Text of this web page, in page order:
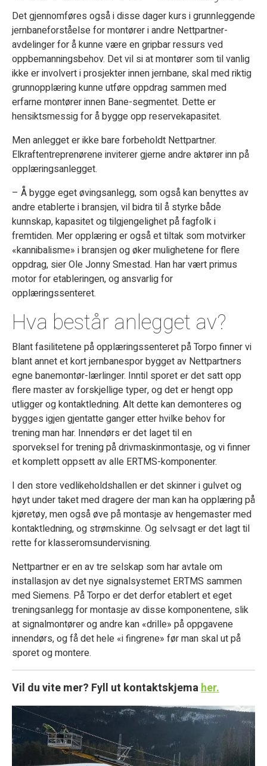
Det gjennomføres også i disse dager kurs i grunnleggende
jernbaneforståelse for montører i andre Nettpartner-
avdelinger for å kunne være en gripbar ressurs ved
oppbemanningsbehov. Det vil si at montører som til vanlig
ikke er involvert i prosjekter innen jernbane, skal med riktig
grunnopplæring kunne utføre oppdrag sammen med
erfarne montører innen Bane-segmentet. Dette er
hensiktsmessig for å bygge opp reservekapasitet.
Men anlegget er ikke bare forbeholdt Nettpartner.
Elkraftentreprenørene inviterer gjerne andre aktører inn på
opplæringsanlegget.
– Å bygge eget øvingsanlegg, som også kan benyttes av
andre etablerte i bransjen, vil bidra til å styrke både
kunnskap, kapasitet og tilgjengelighet på fagfolk i
fremtiden. Mer opplæring er også et tiltak som motvirker
«kannibalisme» i bransjen og øker mulighetene for flere
oppdrag, sier Ole Jonny Smestad. Han har vært primus
motor for etableringen, og ansvarlig for
opplæringssenteret.
Hva består anlegget av?
Blant fasilitetene på opplæringssenteret på Torpo finner vi
blant annet et kort jernbanespor bygget av Nettpartners
egne banemontør-lærlinger. Inntil sporet er det satt opp
flere master av forskjellige typer, og det er hengt opp
utligger og kontaktledning. Alt dette kan demonteres og
bygges igjen gjentatte ganger etter hvilke behov for
trening man har. Innendørs er det laget til en
sporveksel for trening på drivmaskinmontasje, og vi finner
et komplett oppsett av alle ERTMS-komponenter.
I den store vedlikeholdshallen er det skinner i gulvet og
høyt under taket med dragere der man kan ha opplæring på
kjøretøy, men også øve på montasje av hengemaster med
kontaktledning, og strømskinne. Og selvsagt er det lagt til
rette for klasseromsundervisning.
Nettpartner er en av tre selskap som har avtale om
installasjon av det nye signalsystemet ERTMS sammen
med Siemens. På Torpo er det derfor etablert et eget
treningsanlegg for montasje av disse komponentene, slik
at signalmontører og andre kan «drille» på oppgavene
innendørs, og få det hele «i fingrene» før man skal ut på
sporet og montere.
Vil du vite mer? Fyll ut kontaktskjemaher.